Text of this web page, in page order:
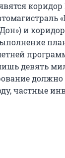
и
девять
частные